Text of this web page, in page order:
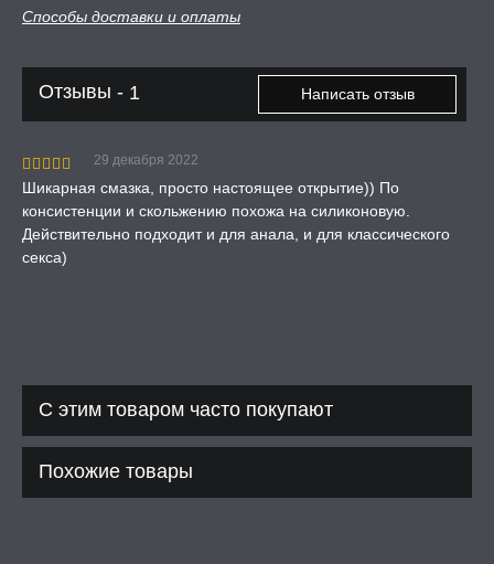
Способы доставки и оплаты
Отзывы - 1 Написать отзыв
29 декабря 2022
Шикарная смазка, просто настоящее открытие)) По
консистенции и скольжению похожа на силиконовую.
Действительно подходит и для анала, и для классического
секса)
С этим товаром часто покупают
Похожие товары